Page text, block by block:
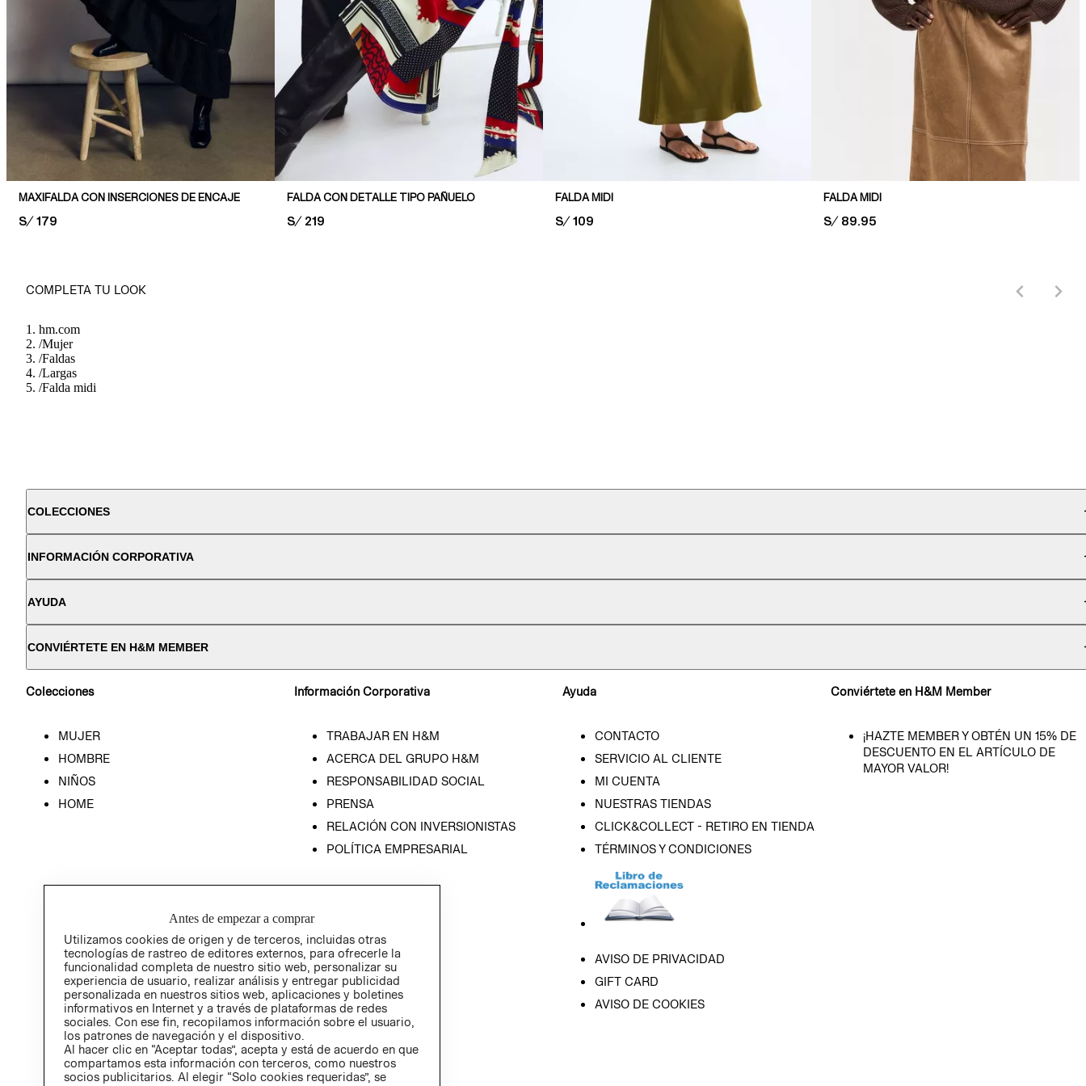
MAXIFALDA CON INSERCIONES DE ENCAJE
PRICE:
S/ 179
FALDA CON DETALLE TIPO PAÑUELO
PRICE:
S/ 219
FALDA MIDI
PRICE:
S/ 109
FALDA MIDI
PRICE:
S/ 89.95
COMPLETA TU LOOK
hm.com
/Mujer
/Faldas
/Largas
/Falda midi
COLECCIONES
INFORMACIÓN CORPORATIVA
AYUDA
CONVIÉRTETE EN H&M MEMBER
Colecciones
MUJER
HOMBRE
NIÑOS
HOME
Información Corporativa
TRABAJAR EN H&M
ACERCA DEL GRUPO H&M
RESPONSABILIDAD SOCIAL
PRENSA
RELACIÓN CON INVERSIONISTAS
POLÍTICA EMPRESARIAL
Ayuda
CONTACTO
SERVICIO AL CLIENTE
MI CUENTA
NUESTRAS TIENDAS
CLICK&COLLECT - RETIRO EN TIENDA
TÉRMINOS Y CONDICIONES
AVISO DE PRIVACIDAD
GIFT CARD
AVISO DE COOKIES
Conviértete en H&M Member
¡HAZTE MEMBER Y OBTÉN UN 15% DE
DESCUENTO EN EL ARTÍCULO DE
MAYOR VALOR!
Antes de empezar a comprar
Utilizamos cookies de origen y de terceros, incluidas otras
tecnologías de rastreo de editores externos, para ofrecerle la
funcionalidad completa de nuestro sitio web, personalizar su
experiencia de usuario, realizar análisis y entregar publicidad
personalizada en nuestros sitios web, aplicaciones y boletines
informativos en Internet y a través de plataformas de redes
sociales. Con ese fin, recopilamos información sobre el usuario,
los patrones de navegación y el dispositivo.
Al hacer clic en “Aceptar todas”, acepta y está de acuerdo en que
compartamos esta información con terceros, como nuestros
socios publicitarios. Al elegir “Solo cookies requeridas”, se